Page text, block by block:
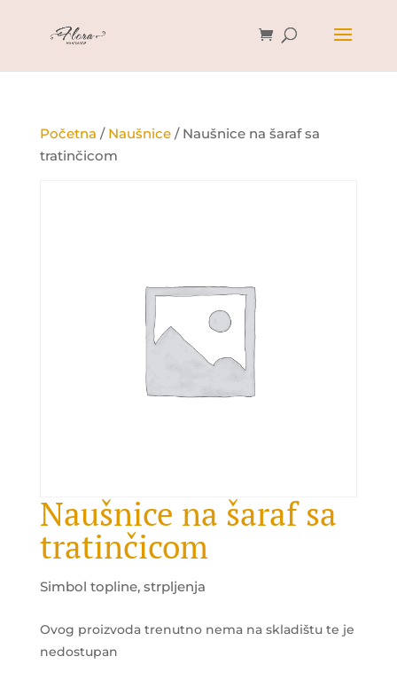
Početna / Naušnice/ Naušnice na šaraf sa
tratinčicom
Naušnice na šaraf sa
tratinčicom
Simbol topline, strpljenja
Ovog proizvoda trenutno nema na skladištu te je
nedostupan